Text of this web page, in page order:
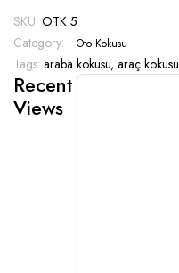
OTK
5
quantity
SKU: OTK 5
Category:
Oto Kokusu
Tags: araba kokusu,araç kokusu
Recent
Views